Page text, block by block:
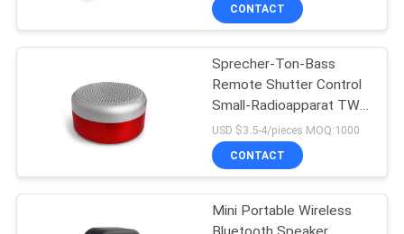
TRETEN
VERBINDUNG
Stereo-Bluetooth-
Kopfhörer
43
CONTACT
Sprecher-Ton-Bass
Remote Shutter Control
Small-Radioapparat TWS
tragbarer Bluetooth für
Telefone
USD $3.5-4/pieces MOQ:1000
CONTACT
Mini Portable Wireless